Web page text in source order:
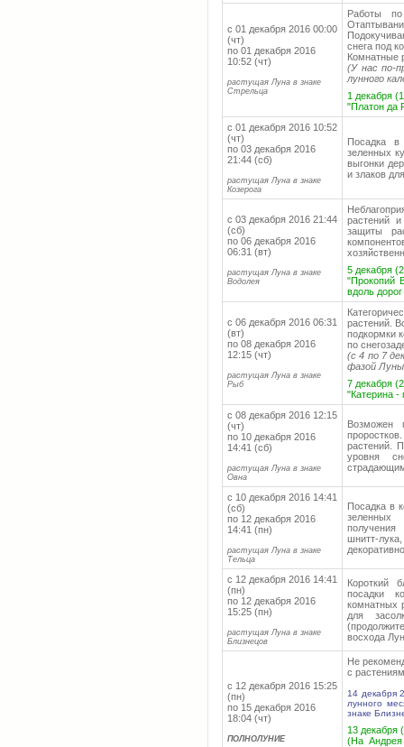
с 01 декабря 2016 00:00
(чт)
по 01 декабря 2016
10:52 (чт)
растущая Луна в знаке
Стрельца
Работы по
снега под
Комнатные
(У нас по-
лунного
1 декабря
"Платон да
с 01 декабря 2016 10:52
(чт)
по 03 декабря 2016
21:44 (сб)
растущая Луна в знаке
Козерога
Посадка в
зеленных
выгонки
и злаков
с 03 декабря 2016 21:44
(сб)
по 06 декабря 2016
06:31 (вт)
растущая Луна в знаке
Водолея
растений
защиты
5 декабря
"Прокопий
вдоль
с 06 декабря 2016 06:31
(вт)
по 08 декабря 2016
12:15 (чт)
растущая Луна в знаке
Рыб
растений.
подкормки
по
(с 4 по 7
фазой
7 декабря
"Катерина -
с 08 декабря 2016 12:15
(чт)
по 10 декабря 2016
14:41 (сб)
растущая Луна в знаке
Овна
Возможен
растений.
уровня
с 10 декабря 2016 14:41
(сб)
по 12 декабря 2016
14:41 (пн)
растущая Луна в знаке
Тельца
Посадка в
зеленных
получения
шнитт-
с 12 декабря 2016 14:41
(пн)
по 12 декабря 2016
15:25 (пн)
растущая Луна в знаке
Близнецов
Короткий
посадки
комнатных
для
восхода
с 12 декабря 2016 15:25
(пн)
по 15 декабря 2016
18:04 (чт)
ПОЛНОЛУНИЕ
Не
с
14 декабря
лунного
знаке
13 декабря
(На Андрея